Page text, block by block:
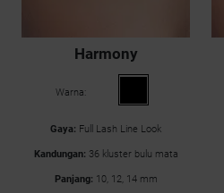
Harmony
Warna:
Gaya: Full Lash Line Look
Kandungan: 36 kluster bulu mata
Panjang: 10, 12, 14 mm